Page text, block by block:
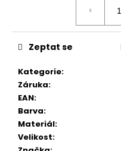
Kategorie:
Záruka:
EAN:
Barva:
Materiál:
Velikost:
Zeptat se
j
e
e